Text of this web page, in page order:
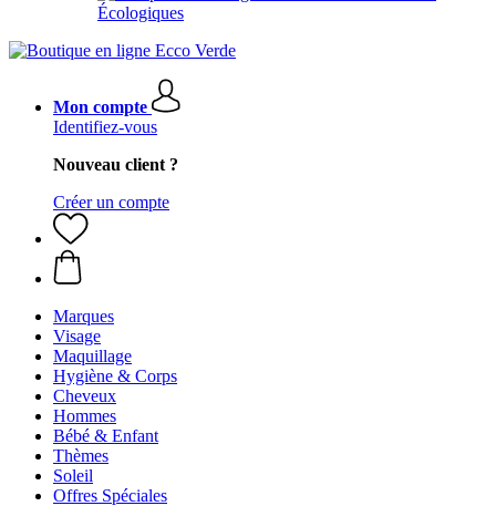
Écologiques
Mon compte
Identifiez-vous
Nouveau client ?
Créer un compte
Marques
Visage
Maquillage
Hygiène & Corps
Cheveux
Hommes
Bébé & Enfant
Thèmes
Soleil
Offres Spéciales